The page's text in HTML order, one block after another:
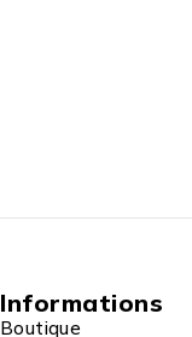
Informations
Boutique